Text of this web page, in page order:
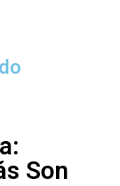
Son